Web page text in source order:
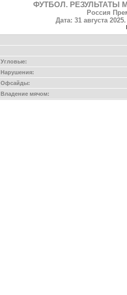
ФУТБОЛ. РЕЗУЛЬТАТЫ
Россия
Дата: 31 августа
Угловые:
Нарушения:
Офсайды:
Владение мячом: